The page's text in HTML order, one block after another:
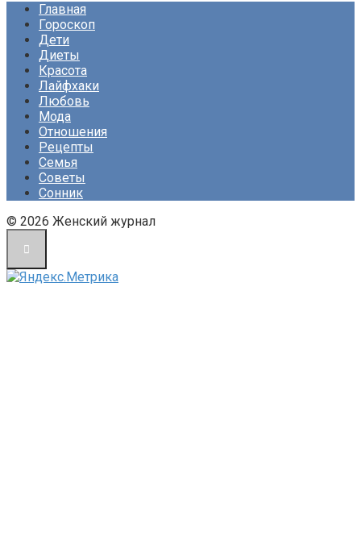
Главная
Гороскоп
Дети
Диеты
Красота
Лайфхаки
Любовь
Мода
Отношения
Рецепты
Семья
Советы
Сонник
© 2026 Женский журнал